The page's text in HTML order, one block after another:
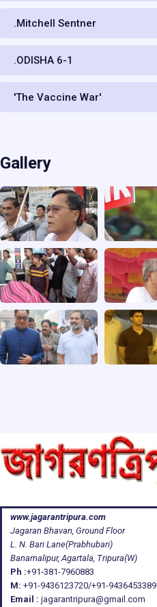
.Mitchell Sentner
.ODISHA 6-1
'The Vaccine War'
Gallery
www.jagarantripura.com
Jagaran Bhavan, Ground Floor
L. N. Bari Lane(Prabhubari)
Banamalipur, Agartala, Tripura(W)
Ph :+91-381-7960883
M: +91-9436123720/+91-9436453389
Email : jagarantripura@gmail.com